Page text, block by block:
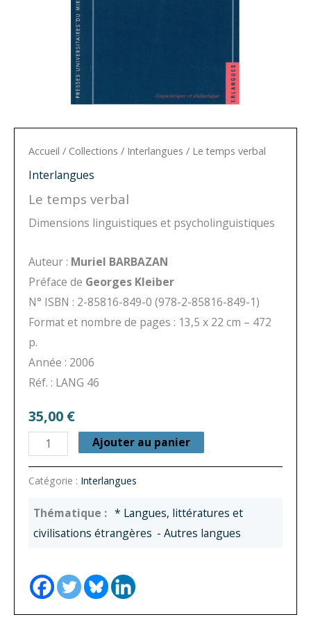
Accueil / Collections / Interlangues / Le temps verbal
Interlangues
Le temps verbal
Dimensions linguistiques et psycholinguistiques
Auteur : Muriel BARBAZAN
Préface de Georges Kleiber
N° ISBN : 2-85816-849-0 (978-2-85816-849-1)
Format et nombre de pages : 13,5 x 22 cm – 472
p.
Année : 2006
Réf. : LANG 46
35,00 €
quantité
de
Le
verbal
Ajouter au panier
Catégorie : Interlangues
* Langues, littératures et
civilisations étrangères - Autres langues